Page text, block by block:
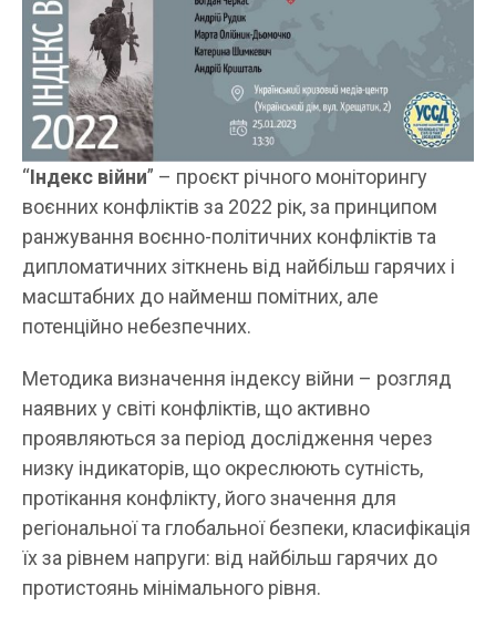
“Індекс війни” – проєкт річного моніторингу
воєнних конфліктів за 2022 рік, за принципом
ранжування воєнно-політичних конфліктів та
дипломатичних зіткнень від найбільш гарячих і
масштабних до найменш помітних, але
потенційно небезпечних.
Методика визначення індексу війни – розгляд
наявних у світі конфліктів, що активно
проявляються за період дослідження через
низку індикаторів, що окреслюють сутність,
протікання конфлікту, його значення для
регіональної та глобальної безпеки, класифікація
їх за рівнем напруги: від найбільш гарячих до
протистоянь мінімального рівня.